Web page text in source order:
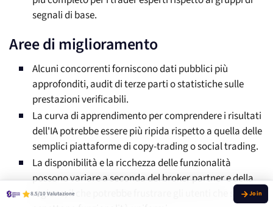
segnali di base.
Aree di miglioramento
Alcuni concorrenti forniscono dati pubblici più
approfonditi, audit di terze parti o statistiche sulle
prestazioni verificabili.
La curva di apprendimento per comprendere i risultati
dell'IA potrebbe essere più ripida rispetto a quella delle
semplici piattaforme di copy-trading o social trading.
La disponibilità e la ricchezza delle funzionalità
possono variare a seconda del broker partner e della
regione, il che potrebbe frustrare gli utenti che si
8.5/10 Valutazione